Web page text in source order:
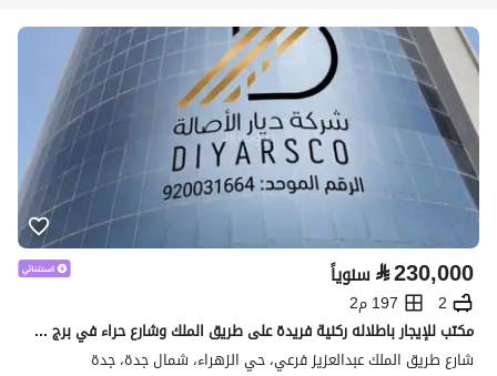
⃁230,000 سنوياً
2
197 م2
مكتب للإيجار باطلاله ركنية فريدة على طريق الملك وشارع حراء في برج كينغ سكوير
شارع طريق الملك عبدالعزيز فرعي، حي الزهراء، شمال جدة، جدة